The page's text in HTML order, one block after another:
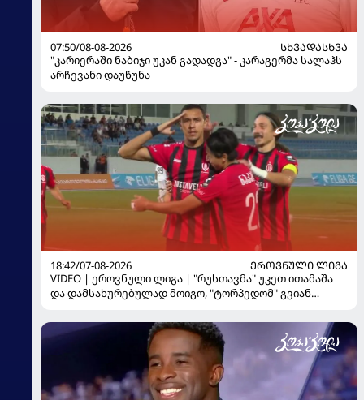
07:50/08-08-2026
ᲡᲮᲕᲐᲓᲐᲡᲮᲕᲐ
"კარიერაში ნაბიჯი უკან გადადგა" - კარაგერმა სალაჰს
არჩევანი დაუწუნა
18:42/07-08-2026
ᲔᲠᲝᲕᲜᲣᲚᲘ ᲚᲘᲒᲐ
VIDEO | ეროვნული ლიგა | "რუსთავმა" უკეთ ითამაშა
და დამსახურებულად მოიგო, "ტორპედომ" გვიან